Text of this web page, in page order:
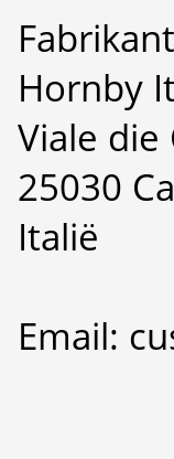
Hornby
Viale die
25030
Italië
Email: